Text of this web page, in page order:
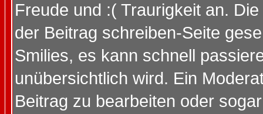
Freude und :( Traurigkeit an.
der Beitrag schreiben-Seite
Smilies, es kann schnell
unübersichtlich wird. Ein
Beitrag zu bearbeiten oder